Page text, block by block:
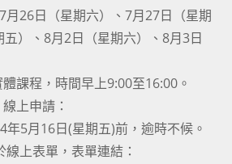
月26日（星期六）、7月27日（星期
）、8月2日（星期六）、8月3日
課程，時間早上9:00至16:00。
上申請：
年5月16日(星期五)前，逾時不候。
上表單，表單連結：